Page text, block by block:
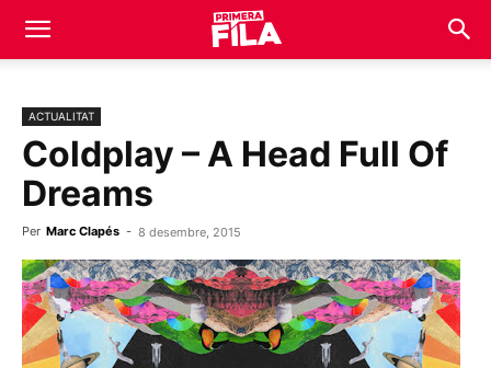
ACTUALITAT
Coldplay – A Head Full Of
Dreams
Per Marc Clapés - 8 desembre, 2015